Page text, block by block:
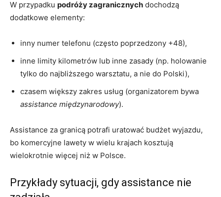
W przypadku podróży zagranicznych dochodzą
dodatkowe elementy:
inny numer telefonu (często poprzedzony +48),
inne limity kilometrów lub inne zasady (np. holowanie
tylko do najbliższego warsztatu, a nie do Polski),
czasem większy zakres usług (organizatorem bywa
assistance międzynarodowy).
Assistance za granicą potrafi uratować budżet wyjazdu,
bo komercyjne lawety w wielu krajach kosztują
wielokrotnie więcej niż w Polsce.
Przykłady sytuacji, gdy assistance nie